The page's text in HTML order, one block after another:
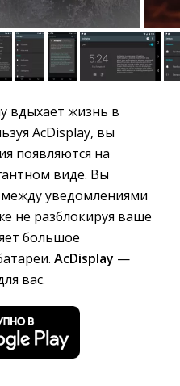
вдыхает жизнь в
AcDisplay, вы
появляются на
виде. Вы
уведомлениями
не разблокируя ваше
большое
AcDisplay —
вас.